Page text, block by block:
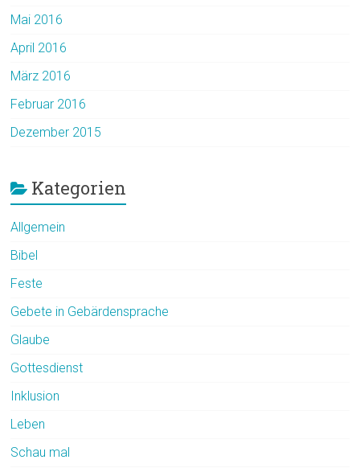
Mai 2016
April 2016
März 2016
Februar 2016
Dezember 2015
Kategorien
Allgemein
Bibel
Feste
Gebete in Gebärdensprache
Glaube
Gottesdienst
Inklusion
Leben
Schau mal